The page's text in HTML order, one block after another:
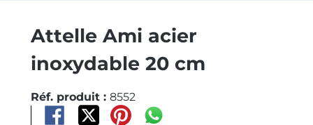
Attelle Ami acier
inoxydable 20 cm
Réf. produit : 8552